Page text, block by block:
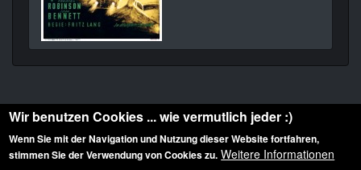
Diese Website ist urheberrechtlich geschützt: © 2010-2026 der Film Noir de. Alle
Wir benutzen Cookies ... wie vermutlich jeder :)
Wenn Sie mit der Navigation und Nutzung dieser Website fortfahren,
stimmen Sie der Verwendung von Cookies zu. Weitere Informationen